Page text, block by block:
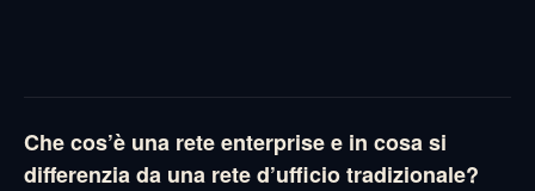
Che cos’è una rete enterprise e in cosa si
differenzia da una rete d’ufficio tradizionale?